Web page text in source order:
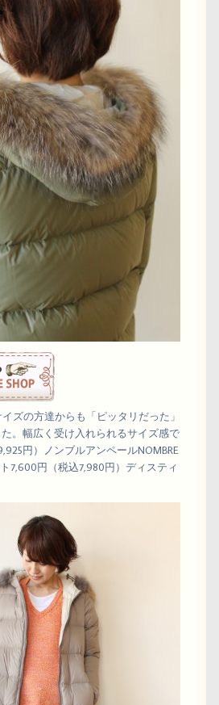
ズの方達からも「ピッタリだった」
。幅広く受け入れられるサイズ感で
円）ノンブルアンペールNOMBRE
7,600円（税込7,980円）ディスティ